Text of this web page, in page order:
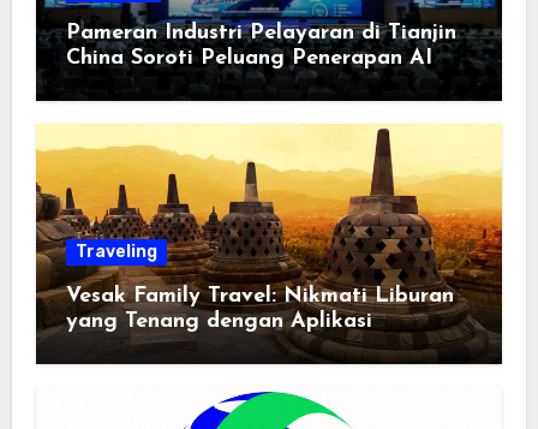
Pameran Industri Pelayaran di Tianjin
China Soroti Peluang Penerapan AI
Traveling
Vesak Family Travel: Nikmati Liburan
yang Tenang dengan Aplikasi
Pemindai PDF